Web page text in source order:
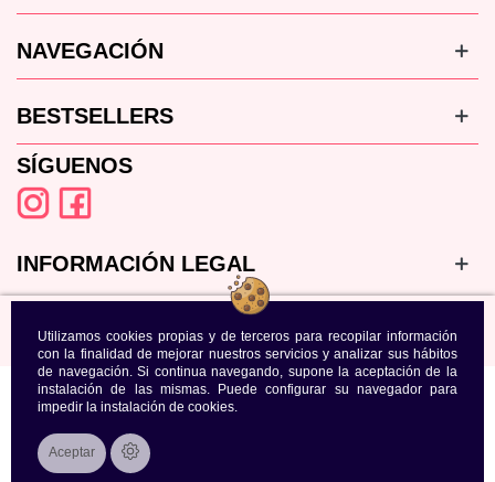
Utilizamos cookies propias y de terceros para recopilar información
con la finalidad de mejorar nuestros servicios y analizar sus hábitos
de navegación. Si continua navegando, supone la aceptación de la
instalación de las mismas. Puede configurar su navegador para
impedir la instalación de cookies.
Aceptar
NAVEGACIÓN
BESTSELLERS
SÍGUENOS
INFORMACIÓN LEGAL